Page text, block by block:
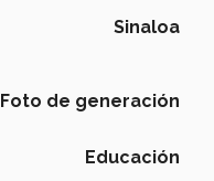
Sinaloa
Foto de generación
Educación